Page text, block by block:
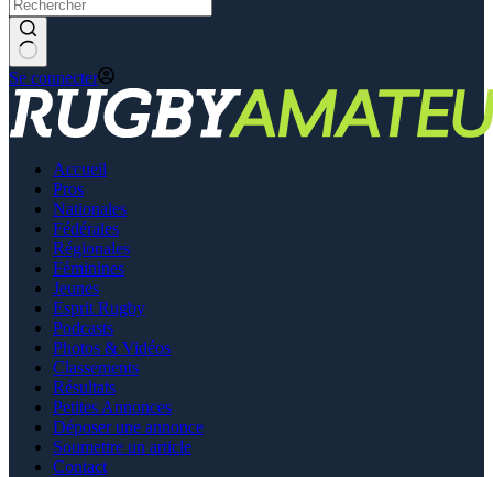
Se connecter
Accueil
Pros
Nationales
Fédérales
Régionales
Féminines
Jeunes
Esprit Rugby
Podcasts
Photos & Vidéos
Classements
Résultats
Petites Annonces
Déposer une annonce
Soumettre un article
Contact